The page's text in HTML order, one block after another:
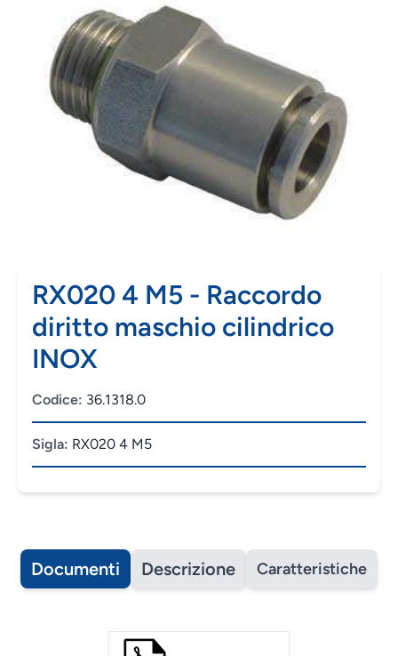
RX020 4 M5 - Raccordo
diritto maschio cilindrico
INOX
Codice: 36.1318.0
Sigla: RX020 4 M5
Documenti Descrizione Caratteristiche